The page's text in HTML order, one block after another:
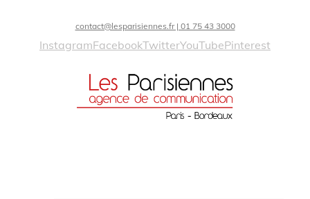
contact@lesparisiennes.fr | 01 75 43 3000
InstagramFacebookTwitterYouTubePinterest